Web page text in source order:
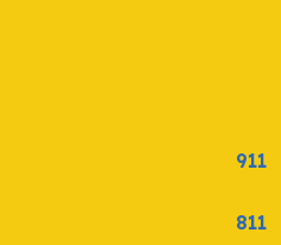
911
811